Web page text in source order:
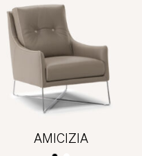
AMICIZIA